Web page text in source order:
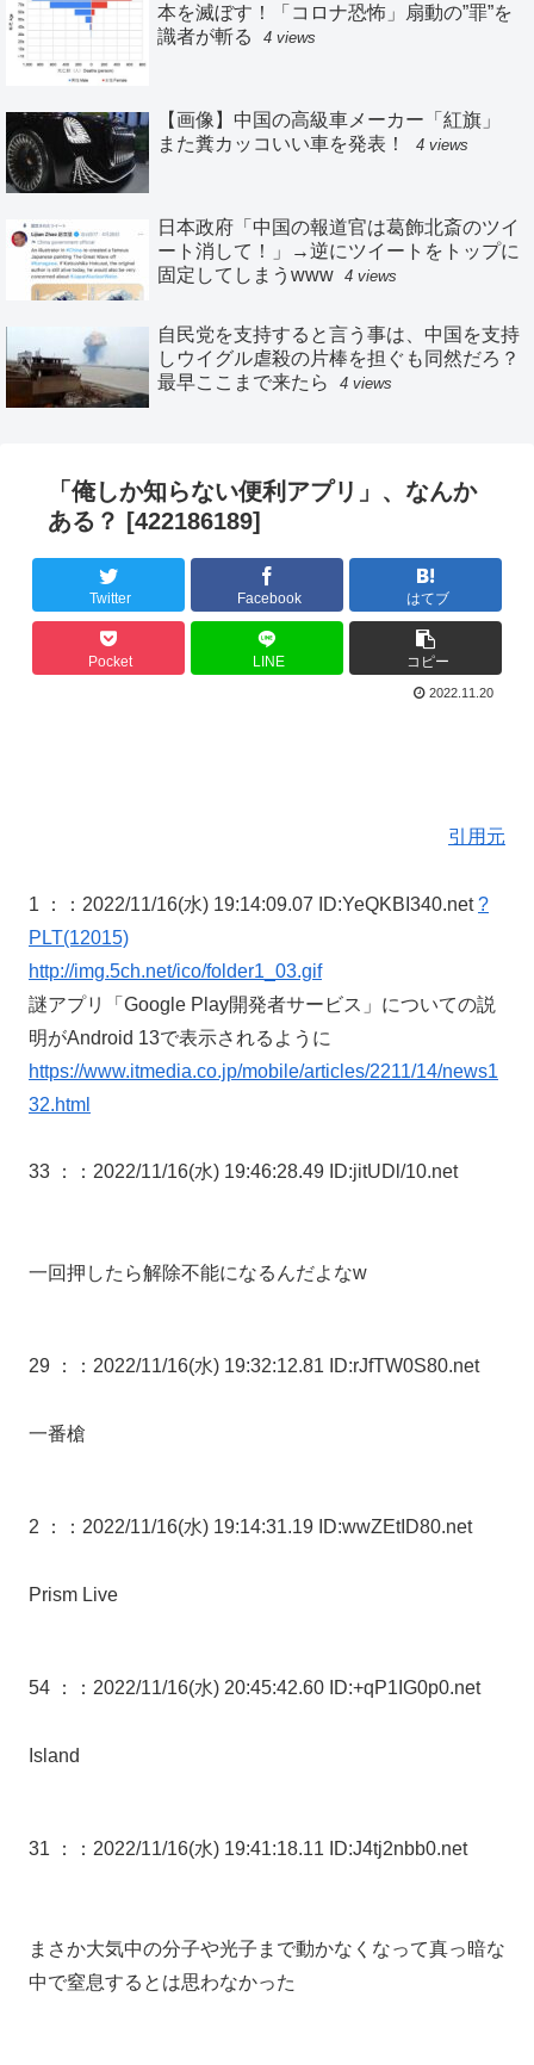
本を滅ぼす！「コロナ恐怖」扇動の”罪”を
識者が斬る
4 views
【画像】中国の高級車メーカー「紅旗」
また糞カッコいい車を発表！
4 views
日本政府「中国の報道官は葛飾北斎のツイ
ート消して！」→逆にツイートをトップに
固定してしまうwww 4 views
自民党を支持すると言う事は、中国を支持
しウイグル虐殺の片棒を担ぐも同然だろ？
最早ここまで来たら
4 views
「俺しか知らない便利アプリ」、なんか
ある？ [422186189]
Twitter Facebook はてブ
Pocket LINE コピー
2022.11.20
引用元
1 ： ：2022/11/16(水) 19:14:09.07 ID:YeQKBI340.net?
PLT(12015)
http://img.5ch.net/ico/folder1_03.gif
謎アプリ「Google Play開発者サービス」についての説
明がAndroid 13で表示されるように
https://www.itmedia.co.jp/mobile/articles/2211/14/news1
32.html
33 ： ：2022/11/16(水) 19:46:28.49 ID:jitUDl/10.net
一回押したら解除不能になるんだよなw
29 ： ：2022/11/16(水) 19:32:12.81 ID:rJfTW0S80.net
一番槍
2 ： ：2022/11/16(水) 19:14:31.19 ID:wwZEtID80.net
Prism Live
54 ： ：2022/11/16(水) 20:45:42.60 ID:+qP1IG0p0.net
Island
31 ： ：2022/11/16(水) 19:41:18.11 ID:J4tj2nbb0.net
まさか大気中の分子や光子まで動かなくなって真っ暗な
中で窒息するとは思わなかった